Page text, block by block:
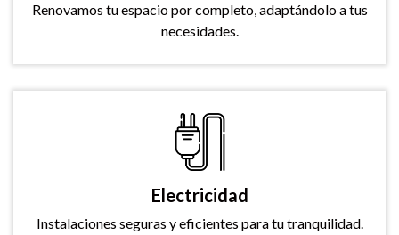
Renovamos tu espacio por completo, adaptándolo a tus
necesidades.
Electricidad
Instalaciones seguras y eficientes para tu tranquilidad.